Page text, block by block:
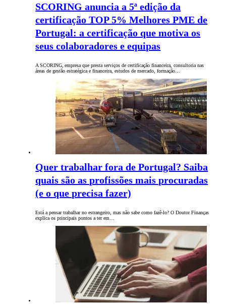
SCORING anuncia a 5ª edição da
certificação TOP 5% Melhores PME de
Portugal: a certificação que motiva os
seus colaboradores e equipas
A SCORING, empresa que presta serviços de certificação financeira, consultoria nas
áreas de gestão estratégica e financeira, estudos de mercado, formação…
Quer trabalhar fora de Portugal? Saiba
quais são as profissões mais procuradas
(e o que precisa fazer)
Está a pensar trabalhar no estrangeiro, mas não sabe como fazê-lo? O Doutor Finanças
explica os principais pontos a ter em…